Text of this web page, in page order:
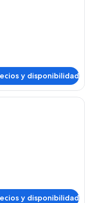
y disponibilidad
espacio para trabajar con
y disponibilidad